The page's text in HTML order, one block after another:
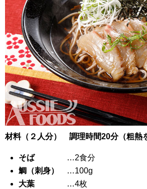
材料（２人分） 調理時間20分（粗熱
そば
…2食分
鯛（刺身）
…100g
大葉
…4枚